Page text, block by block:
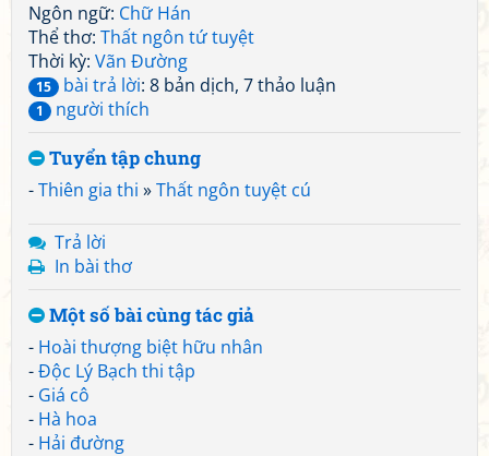
Ngôn ngữ: Chữ Hán
Thể thơ: Thất ngôn tứ tuyệt
Thời kỳ: Vãn Đường
15 bài trả lời: 8 bản dịch, 7 thảo luận
1 người thích
Tuyển tập chung
-Thiên gia thi »Thất ngôn tuyệt cú
Trả lời
In bài thơ
Một số bài cùng tác giả
- Hoài thượng biệt hữu nhân
-Độc Lý Bạch thi tập
- Giá cô
- Hà hoa
- Hải đường